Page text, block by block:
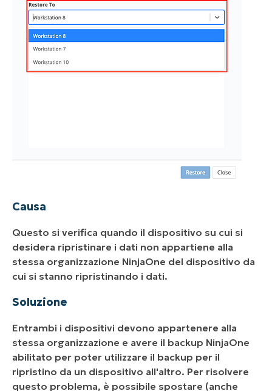
Causa
Questo si verifica quando il dispositivo su cui si
desidera ripristinare i dati non appartiene alla
stessa organizzazione NinjaOne del dispositivo da
cui si stanno ripristinando i dati.
Soluzione
Entrambi i dispositivi devono appartenere alla
stessa organizzazione e avere il backup NinjaOne
abilitato per poter utilizzare il backup per il
ripristino da un dispositivo all'altro. Per risolvere
questo problema, è possibile spostare (anche